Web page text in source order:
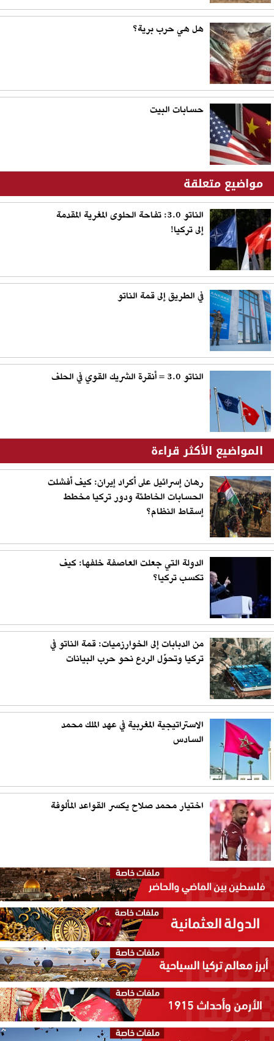
هل هي حرب برية؟
حسابات البيت
مواضيع متعلقة
الناتو 3.0: تفاحة الحلوى المغرية المقدمة
إلى تركيا!
في الطريق إلى قمة الناتو
الناتو 3.0 = أنقرة الشريك القوي في الحلف
المواضيع الأكثر قراءة
رهان إسرائيل على أكراد إيران: كيف أفشلت
الحسابات الخاطئة ودور تركيا مخطط
إسقاط النظام؟
الدولة التي جعلت العاصفة خلفها: كيف
تكسب تركيا؟
من الدبابات إلى الخوارزميات: قمة الناتو في
تركيا وتحوّل الردع نحو حرب البيانات
الاستراتيجية المغربية في عهد الملك محمد
السادس
اختيار محمد صلاح يكسر القواعد المألوفة